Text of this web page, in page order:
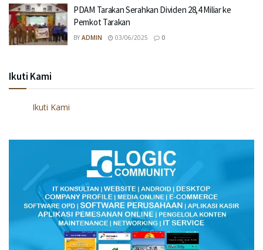
PDAM Tarakan Serahkan Dividen 28,4 Miliar ke
Pemkot Tarakan
BY ADMIN 03/06/2025 0
Ikuti Kami
Ikuti Kami